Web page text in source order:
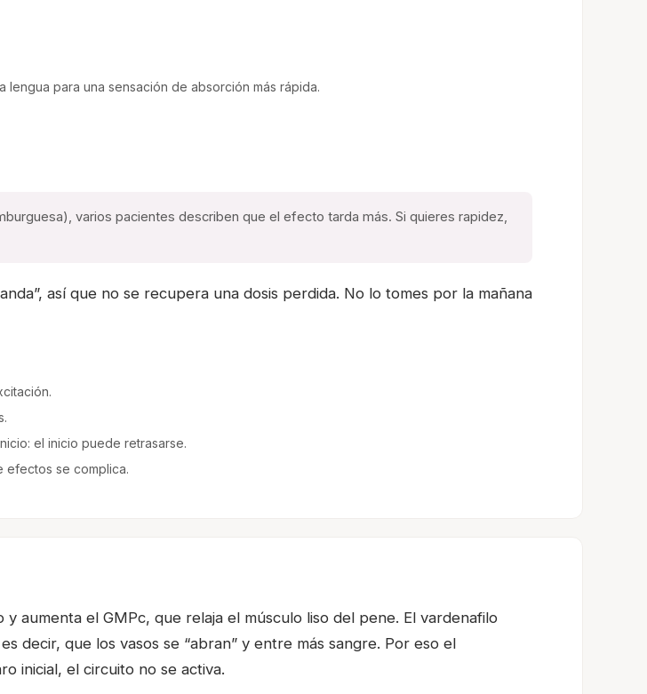
para una sensación de absorción más rápida.
varios pacientes describen que el efecto tarda más. Si quieres rapidez,
así que no se recupera una dosis perdida. No lo tomes por la mañana
el inicio puede retrasarse.
efectos se complica.
aumenta el GMPc, que relaja el músculo liso del pene. El vardenafilo
decir, que los vasos se “abran” y entre más sangre. Por eso el
inicial, el circuito no se activa.